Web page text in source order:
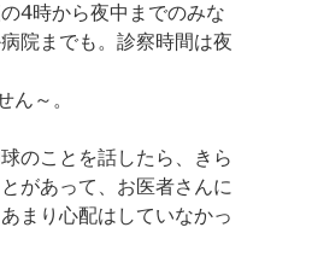
4時から夜中までのみな
院までも。診察時間は夜
～。
のことを話したら、きら
があって、お医者さんに
まり心配はしていなかっ